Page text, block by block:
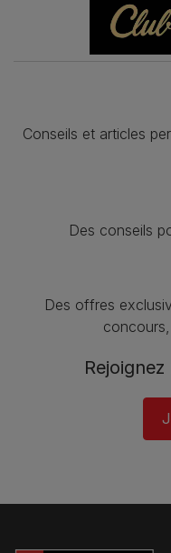
Conseils et articles
Des conseils
Des offres